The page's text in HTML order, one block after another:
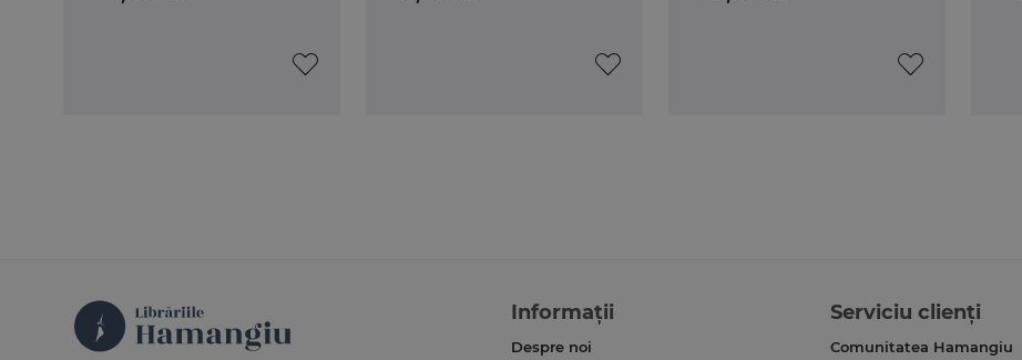
Informații
Despre noi
Serviciu clienți
Comunitatea Hamangiu